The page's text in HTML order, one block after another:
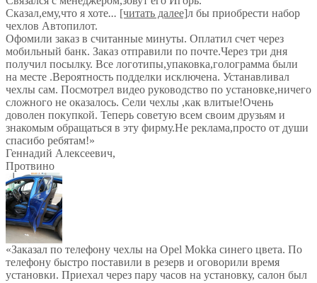
Сказал,ему,что я хоте... [читать далее]л бы приобрести набор
чехлов Автопилот.
Офомили заказ в считанные минуты. Оплатил счет через
мобильный банк. Заказ отправили по почте.Через три дня
получил посылку. Все логотипы,упаковка,голограмма были
на месте .Вероятность подделки исключена. Устанавливал
чехлы сам. Посмотрел видео руководство по установке,ничего
сложного не оказалось. Сели чехлы ,как влитые!Очень
доволен покупкой. Теперь советую всем своим друзьям и
знакомым обращаться в эту фирму.Не реклама,просто от души
спасибо ребятам!»
Геннадий Алексеевич,
Протвино
«Заказал по телефону чехлы на Opel Mokka синего цвета. По
телефону быстро поставили в резерв и оговорили время
установки. Приехал через пару часов на установку, салон был